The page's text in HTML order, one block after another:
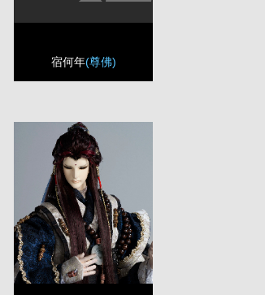
宿何年(尊佛)